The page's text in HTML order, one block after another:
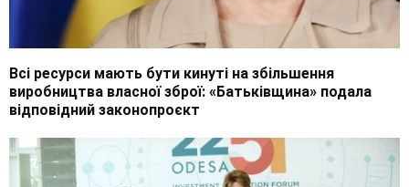
Всі ресурси мають бути кинуті на збільшення
виробництва власної зброї: «Батьківщина» подала
відповідний законопроєкт